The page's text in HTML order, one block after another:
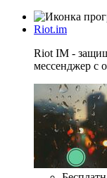
Riot.im
Riot IM -
мессенджер с